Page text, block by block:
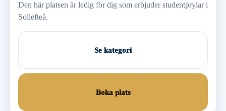
Den här platsen är ledig för dig som erbjuder studentprylar i
Sollefteå.
Se kategori
Boka plats